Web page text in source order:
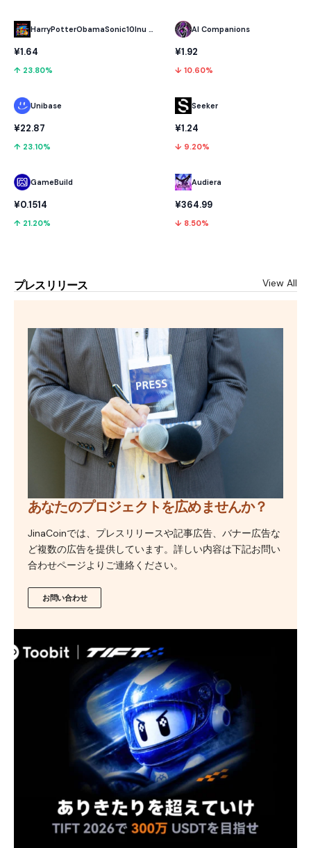
HarryPotterObamaSonic10Inu (ETH)
¥1.64
↑ 23.80%
Unibase
¥22.87
↑ 23.10%
GameBuild
¥0.1514
↑ 21.20%
AI Companions
¥1.92
↓ 10.60%
Seeker
¥1.24
↓ 9.20%
Audiera
¥364.99
↓ 8.50%
プレスリリース View All
あなたのプロジェクトを広めませんか？
JinaCoinでは、プレスリリースや記事広告、バナー広告な
ど複数の広告を提供しています。詳しい内容は下記お問い
合わせページよりご連絡ください。
お問い合わせ